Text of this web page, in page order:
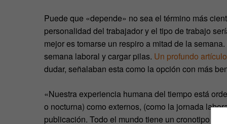
Puede que «depende» no sea el término más
personalidad del trabajador y el tipo de trabajo
mejor es tomarse un respiro a mitad de la
semana laboral y cargar pilas. Un profundo
dudar, señalaban esta como la opción con más
«Nuestra experiencia humana del tiempo está
o nocturna) como externos, (como la jornada
publicación. Todo el mundo tiene un cronotipo